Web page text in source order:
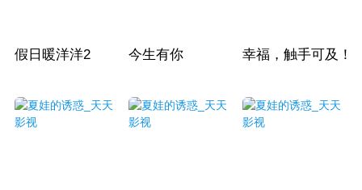
假日暖洋洋2 今生有你 幸福，触手可及！